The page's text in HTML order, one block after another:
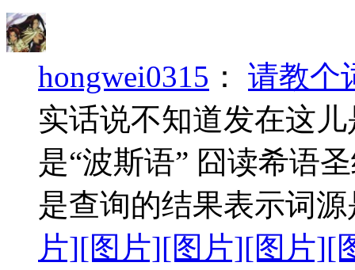
hongwei0315 ： 请教个
实话说不知道发在这
是“波斯语” 囧读希语
是查询的结果表示词
片][图片][图片][图片][